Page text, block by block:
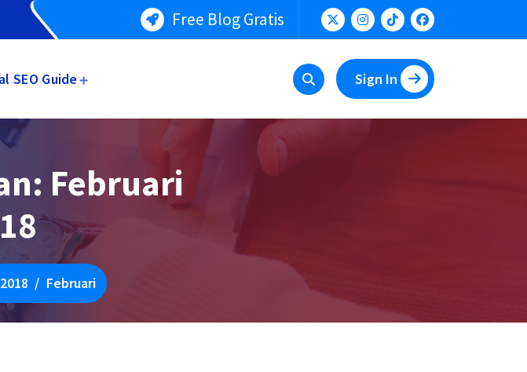
Free Blog Gratis
SEO Guide Sign In
Februari
2018 / Februari